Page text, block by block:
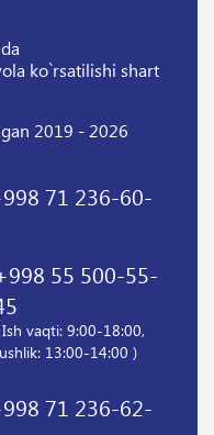
ko`rsatilishi shart
2019 - 2026
71 236-60-
55 500-55-
Ish vaqti: 9:00-18:00,
13:00-14:00 )
71 236-62-